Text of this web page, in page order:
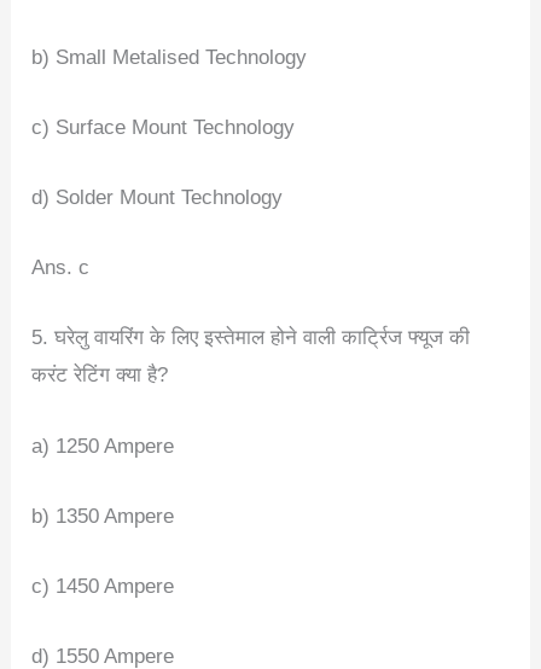
b) Small Metalised Technology
c) Surface Mount Technology
d) Solder Mount Technology
Ans. c
5. घरेलु वायरिंग के लिए इस्तेमाल होने वाली कार्ट्रिज फ्यूज की
करंट रेटिंग क्या है?
a) 1250 Ampere
b) 1350 Ampere
c) 1450 Ampere
d) 1550 Ampere